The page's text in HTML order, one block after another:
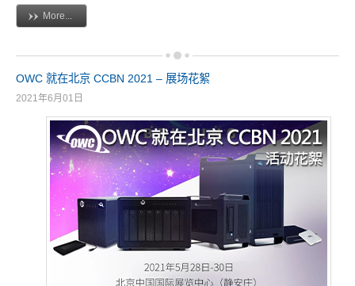
技术支持
固件 / 驱动程序
软件 App
使用手冊
More...
OWC 就在北京 CCBN 2021 – 展场花絮
2021年6月01日